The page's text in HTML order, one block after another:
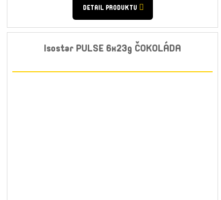
DETAIL PRODUKTU
Isostar PULSE 6x23g ČOKOLÁDA